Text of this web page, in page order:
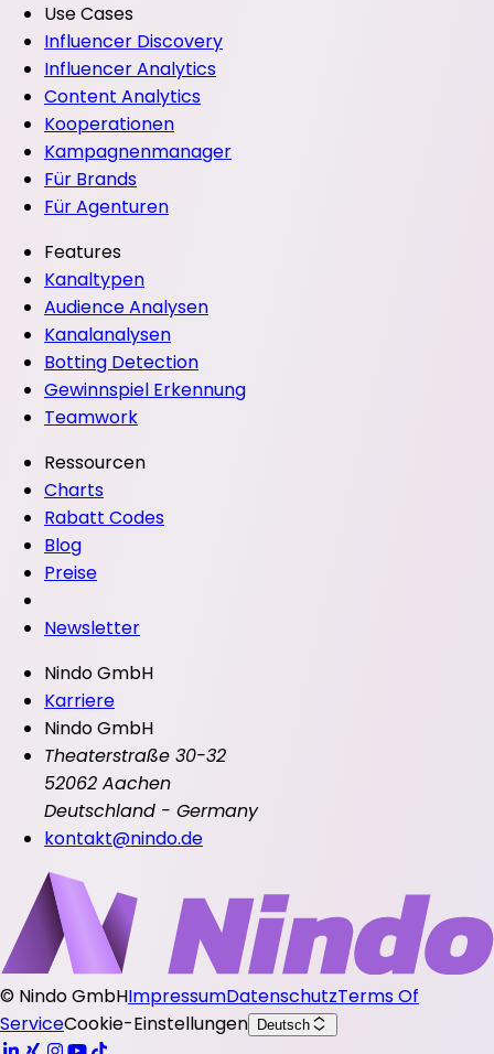
Use Cases
Influencer Discovery
Influencer Analytics
Content Analytics
Kooperationen
Kampagnenmanager
Für Brands
Für Agenturen
Features
Kanaltypen
Audience Analysen
Kanalanalysen
Botting Detection
Gewinnspiel Erkennung
Teamwork
Ressourcen
Charts
Rabatt Codes
Blog
Preise
Newsletter
Nindo GmbH
Karriere
Nindo GmbH
Theaterstraße 30-32
52062 Aachen
Deutschland - Germany
kontakt@nindo.de
© Nindo GmbHImpressumDatenschutzTerms Of
ServiceCookie-Einstellungen Deutsch